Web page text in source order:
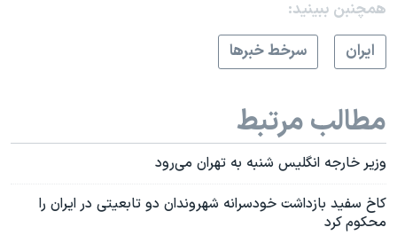
همچنبن ببینید:
ايران
سرخط خبرها
مطالب مرتبط
وزیر خارجه انگلیس شنبه به تهران می‌رود
کاخ سفید بازداشت خودسرانه شهروندان دو تابعیتی در ایران را
محکوم کرد